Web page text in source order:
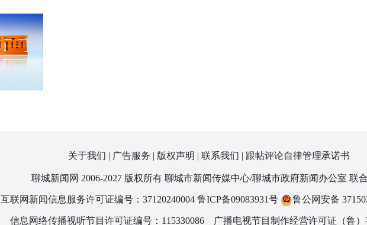
关于我们 | 广告服务 | 版权声明 | 联系我们 | 跟帖评论自律管理承诺书
聊城新闻网 2006-2027 版权所有 聊城市新闻传媒中心/聊城市政府新闻办公室 联
互联网新闻信息服务许可证编号：37120240004 鲁ICP备09083931号 鲁公网安备
信息网络传播视听节目许可证编号：115330086 广播电视节目制作经营许可证（鲁）